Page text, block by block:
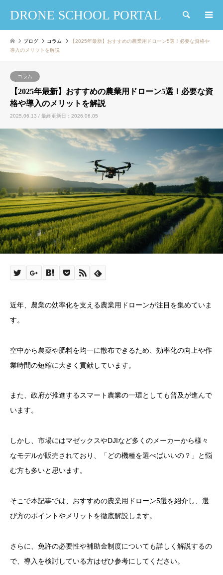
DRONE SCHOOL PORTAL 検索
ブログ コラム
【2025年最新】おすすめの農業用ドローン5選！必要な資格や
導入のメリットを解説
コラム
【2025年最新】おすすめの農業用ドローン5選！必要な資
格や導入のメリットを解説
2025.06.13 / 最終更新日：2026.06.05
近年、農業の効率化を支える農業用ドローンが注目を集めていま
す。
空中から農薬や肥料を均一に散布できるため、効率化の向上や作
業時間の短縮に大きく貢献しています。
また、政府が推進するスマート農業の一環としても普及が進んで
います。
しかし、市場にはマゼックスやDJIなど多くのメーカーから様々
なモデルが販売されており、「どの機種を選べばいいの？」と悩
む方も多いと思います。
そこで本記事では、おすすめの農業用ドローン5選を紹介し、選
び方のポイントやメリットを徹底解説します。
さらに、免許の必要性や補助金制度についても詳しく解説するの
で、導入を検討している方はぜひ参考にしてください。